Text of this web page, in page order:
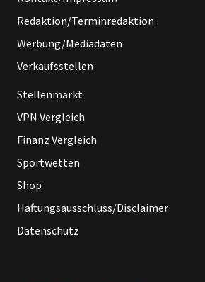
Redaktion/Terminredaktion
Werbung/Mediadaten
Verkaufsstellen
Stellenmarkt
VPN Vergleich
Finanz Vergleich
Sportwetten
Shop
Haftungsausschluss/Disclaimer
Datenschutz